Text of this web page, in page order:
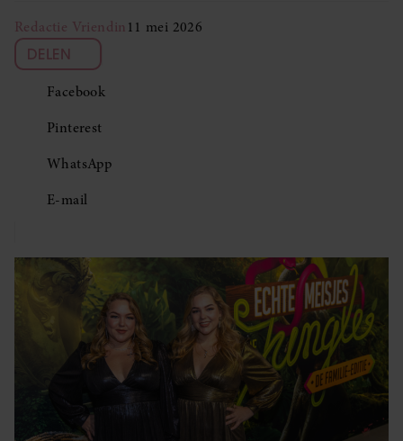
Redactie Vriendin11 mei 2026
DELEN
Facebook
Pinterest
WhatsApp
E-mail